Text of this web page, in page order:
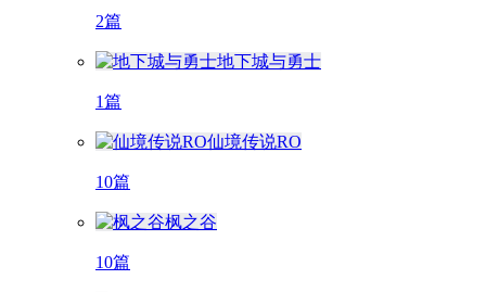
2篇
地下城与勇士
1篇
仙境传说RO
10篇
枫之谷
10篇